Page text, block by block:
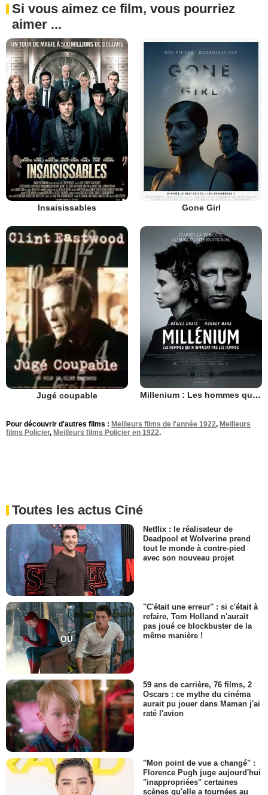
Si vous aimez ce film, vous pourriez
aimer ...
Insaisissables Gone Girl
Jugé coupable Millenium : Les hommes qui n’aimaient pas les femmes
Pour découvrir d'autres films : Meilleurs films de l'année 1922, Meilleurs
films Policier, Meilleurs films Policier en 1922.
Toutes les actus Ciné
Netflix : le réalisateur de
Deadpool et Wolverine prend
tout le monde à contre-pied
avec son nouveau projet
"C'était une erreur" : si c'était à
refaire, Tom Holland n'aurait
pas joué ce blockbuster de la
même manière !
59 ans de carrière, 76 films, 2
Oscars : ce mythe du cinéma
aurait pu jouer dans Maman j'ai
raté l'avion
"Mon point de vue a changé" :
Florence Pugh juge aujourd'hui
"inappropriées" certaines
scènes qu'elle a tournées au